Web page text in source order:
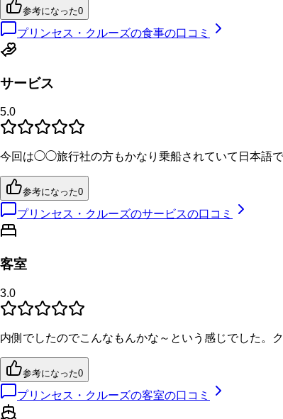
参考になった0
プリンセス・クルーズの食事の口コミ
サービス
5.0
今回は◯◯旅行社の方もかなり乗船されていて日本語
参考になった0
プリンセス・クルーズのサービスの口コミ
客室
3.0
内側でしたのでこんなもんかな～という感じでした。
参考になった0
プリンセス・クルーズの客室の口コミ